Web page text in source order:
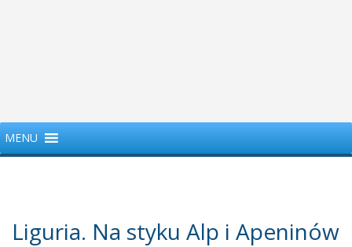
MENU
Liguria. Na styku Alp i Apeninów